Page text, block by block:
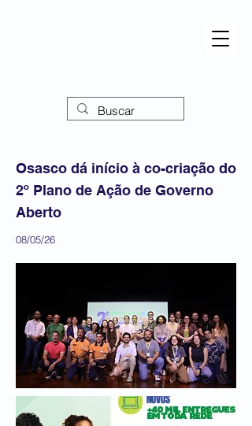
Osasco dá início à co-criação do
2º Plano de Ação de Governo
Aberto
08/05/26